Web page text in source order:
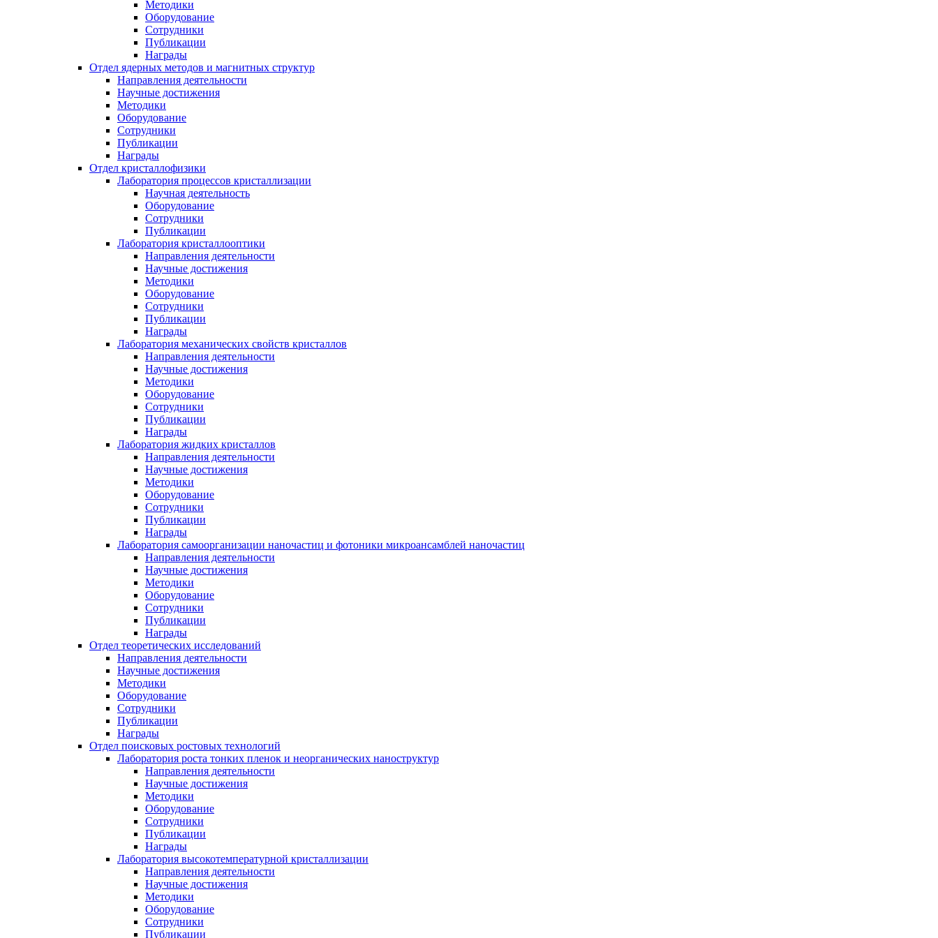
Методики
Оборудование
Сотрудники
Публикации
Награды
Отдел ядерных методов и магнитных структур
Направления деятельности
Научные достижения
Методики
Оборудование
Сотрудники
Публикации
Награды
Отдел кристаллофизики
Лаборатория процессов кристаллизации
Научная деятельность
Оборудование
Сотрудники
Публикации
Лаборатория кристаллооптики
Направления деятельности
Научные достижения
Методики
Оборудование
Сотрудники
Публикации
Награды
Лаборатория механических свойств кристаллов
Направления деятельности
Научные достижения
Методики
Оборудование
Сотрудники
Публикации
Награды
Лаборатория жидких кристаллов
Направления деятельности
Научные достижения
Методики
Оборудование
Сотрудники
Публикации
Награды
Лаборатория самоорганизации наночастиц и фотоники микроансамблей наночастиц
Направления деятельности
Научные достижения
Методики
Оборудование
Сотрудники
Публикации
Награды
Отдел теоретических исследований
Направления деятельности
Научные достижения
Методики
Оборудование
Сотрудники
Публикации
Награды
Отдел поисковых ростовых технологий
Лаборатория роста тонких пленок и неорганических наноструктур
Направления деятельности
Научные достижения
Методики
Оборудование
Сотрудники
Публикации
Награды
Лаборатория высокотемпературной кристаллизации
Направления деятельности
Научные достижения
Методики
Оборудование
Сотрудники
Публикации